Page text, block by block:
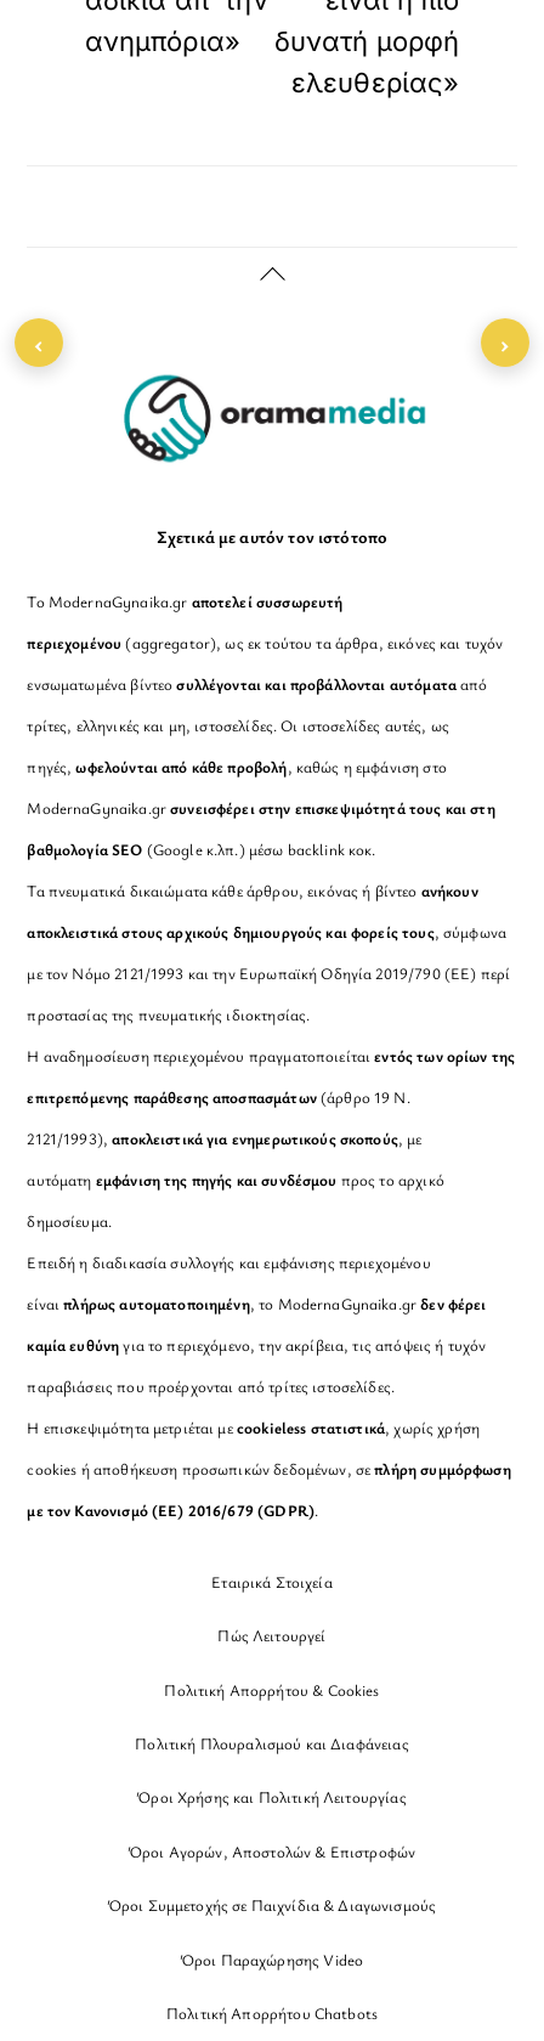
ανημπόρια»
δυνατή μορφή
ελευθερίας»
Back
Σχετικά με αυτόν τον ιστότοπο
Το ModernaGynaika.gr αποτελεί συσσωρευτή
περιεχομένου (aggregator), ως εκ τούτου τα άρθρα, εικόνες και τυχόν
ενσωματωμένα βίντεοσυλλέγονται και προβάλλονται αυτόματααπό
τρίτες, ελληνικές και μη, ιστοσελίδες. Οι ιστοσελίδες αυτές, ως
πηγές,ωφελούνται από κάθε προβολή, καθώς η εμφάνιση στο
ModernaGynaika.grσυνεισφέρει στην επισκεψιμότητά τους και στη
βαθμολογία SEO (Google κ.λπ.) μέσω backlink κοκ.
Τα πνευματικά δικαιώματα κάθε άρθρου, εικόνας ή βίντεο ανήκουν
αποκλειστικά στους αρχικούς δημιουργούς και φορείς τους, σύμφωνα
με τον Νόμο 2121/1993 και την Ευρωπαϊκή Οδηγία 2019/790 (ΕΕ) περί
προστασίας της πνευματικής ιδιοκτησίας.
Η αναδημοσίευση περιεχομένου πραγματοποιείταιεντός των ορίων της
επιτρεπόμενης παράθεσης αποσπασμάτων(άρθρο 19 Ν.
2121/1993), αποκλειστικά για ενημερωτικούς σκοπούς, με
αυτόματη εμφάνιση της πηγής και συνδέσμου προς το αρχικό
δημοσίευμα.
Επειδή η διαδικασία συλλογής και εμφάνισης περιεχομένου
είναιπλήρως αυτοματοποιημένη, το ModernaGynaika.grδεν φέρει
καμία ευθύνηγια το περιεχόμενο, την ακρίβεια, τις απόψεις ή τυχόν
παραβιάσεις που προέρχονται από τρίτες ιστοσελίδες.
Η επισκεψιμότητα μετριέται μεcookieless στατιστικά, χωρίς χρήση
cookies ή αποθήκευση προσωπικών δεδομένων, σεπλήρη συμμόρφωση
με τον Κανονισμό (ΕΕ) 2016/679 (GDPR).
Εταιρικά Στοιχεία
Πώς Λειτουργεί
Πολιτική Απορρήτου & Cookies
Πολιτική Πλουραλισμού και Διαφάνειας
Όροι Χρήσης και Πολιτική Λειτουργίας
Όροι Αγορών, Αποστολών & Επιστροφών
Όροι Συμμετοχής σε Παιχνίδια & Διαγωνισμούς
Όροι Παραχώρησης Video
Πολιτική Απορρήτου Chatbots
‹ ›